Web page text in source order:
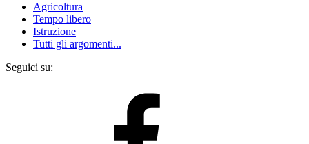
Agricoltura
Tempo libero
Istruzione
Tutti gli argomenti...
Seguici su: